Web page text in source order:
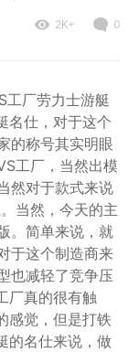
2K+ 0
工厂劳力士游艇
名仕，对于这个
的称号其实明眼
工厂，当然出模
然对于款式来说
当然，今天的主
。简单来说，就
于这个制造商来
也减轻了竞争压
厂真的很有触
感觉，但是打铁
的名仕来说，做